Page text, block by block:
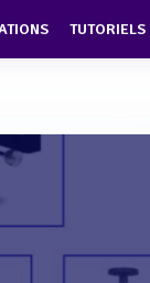
TUTORIELS